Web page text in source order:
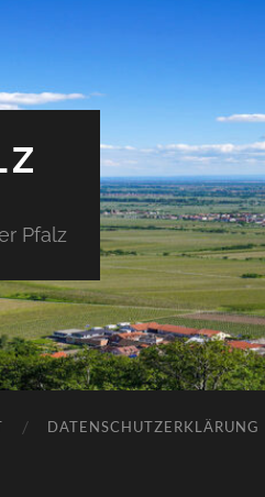
Pfalz
DATENSCHUTZERKLÄRUNG